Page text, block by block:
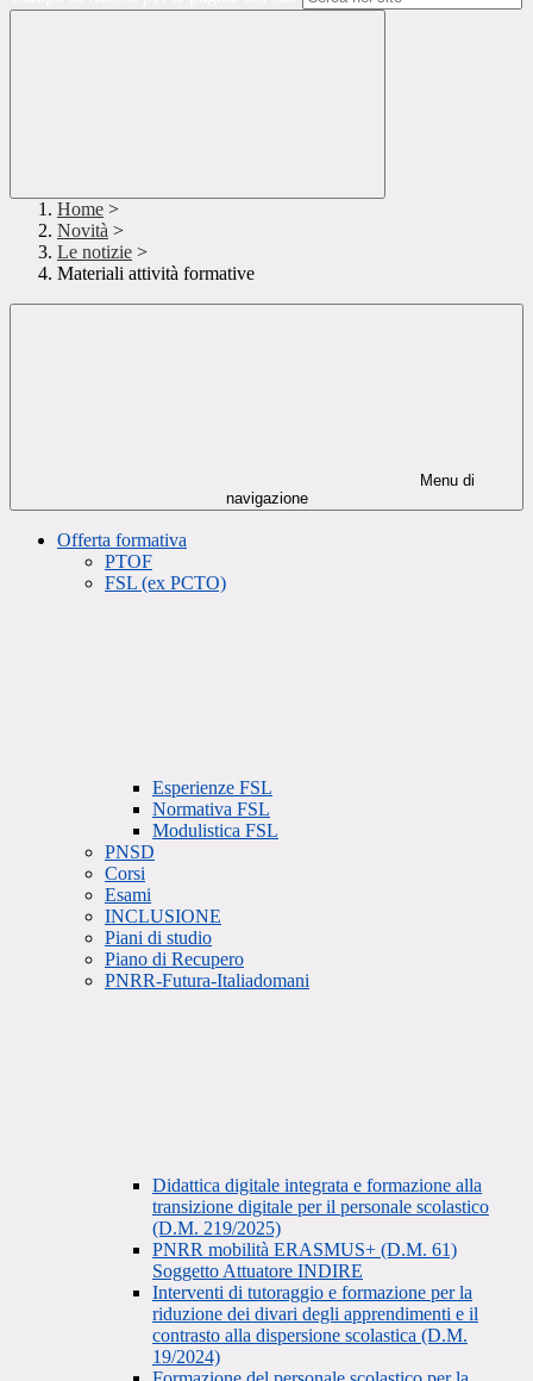
Home >
Novità >
Le notizie >
Materiali attività formative
Menu di
navigazione
Offerta formativa
PTOF
FSL (ex PCTO)
Esperienze FSL
Normativa FSL
Modulistica FSL
PNSD
Corsi
Esami
INCLUSIONE
Piani di studio
Piano di Recupero
PNRR-Futura-Italiadomani
Didattica digitale integrata e formazione alla
transizione digitale per il personale scolastico
(D.M. 219/2025)
PNRR mobilità ERASMUS+ (D.M. 61)
Soggetto Attuatore INDIRE
Interventi di tutoraggio e formazione per la
riduzione dei divari degli apprendimenti e il
contrasto alla dispersione scolastica (D.M.
19/2024)